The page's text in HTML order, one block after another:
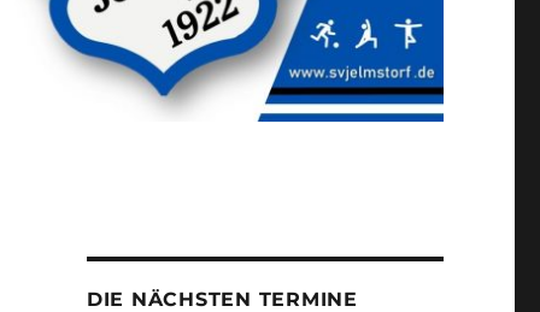
DIE NÄCHSTEN TERMINE